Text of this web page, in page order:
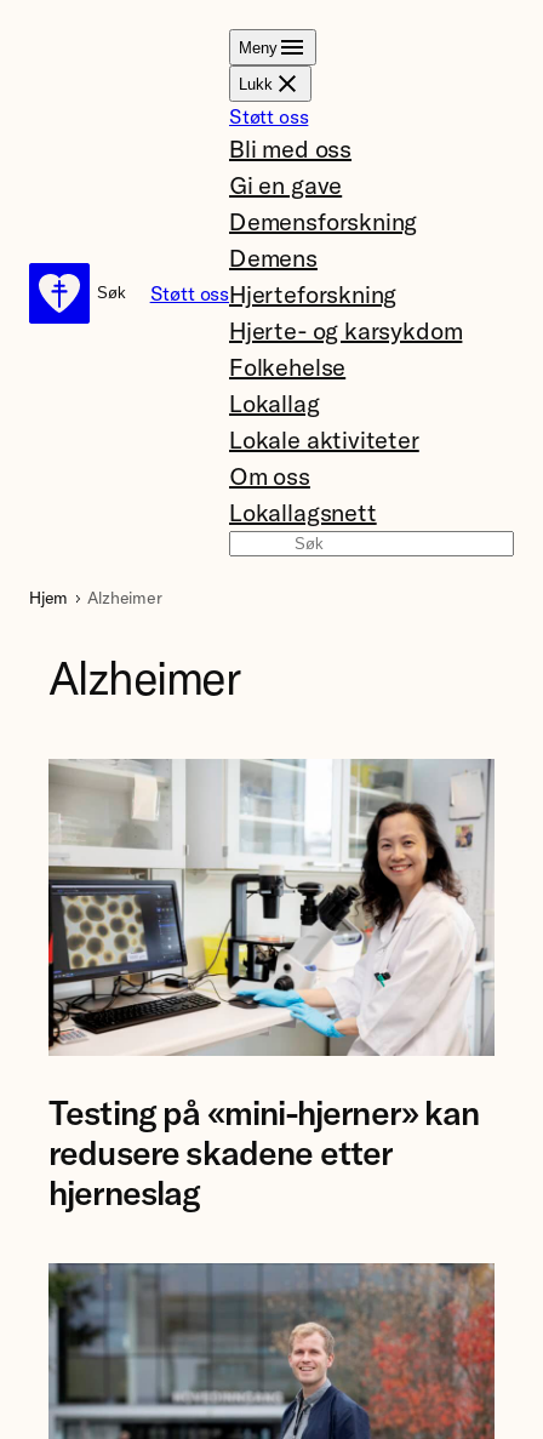
Søk
Søk Støtt oss
Meny
Lukk
Støtt oss
Bli med oss
Gi en gave
Demensforskning
Demens
Hjerteforskning
Hjerte- og karsykdom
Folkehelse
Lokallag
Lokale aktiviteter
Om oss
Lokallagsnett
Hjem Alzheimer
Alzheimer
Jing
Ye
ved
NTNU.
Testing på «mini-hjerner» kan
redusere skadene etter
hjerneslag